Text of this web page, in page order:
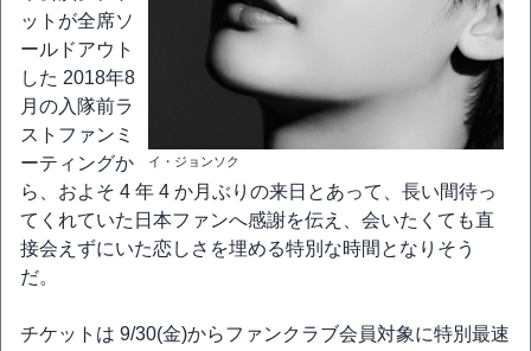
イ・ジョンソク
ットが全席ソ
ールドアウト
した 2018年8
月の入隊前ラ
ストファンミ
ーティングか
ら、およそ 4 年 4 か月ぶりの来日とあって、長い間待っ
てくれていた日本ファンへ感謝を伝え、会いたくても直
接会えずにいた恋しさを埋める特別な時間となりそう
だ。
チケットは 9/30(金)からファンクラブ会員対象に特別最速